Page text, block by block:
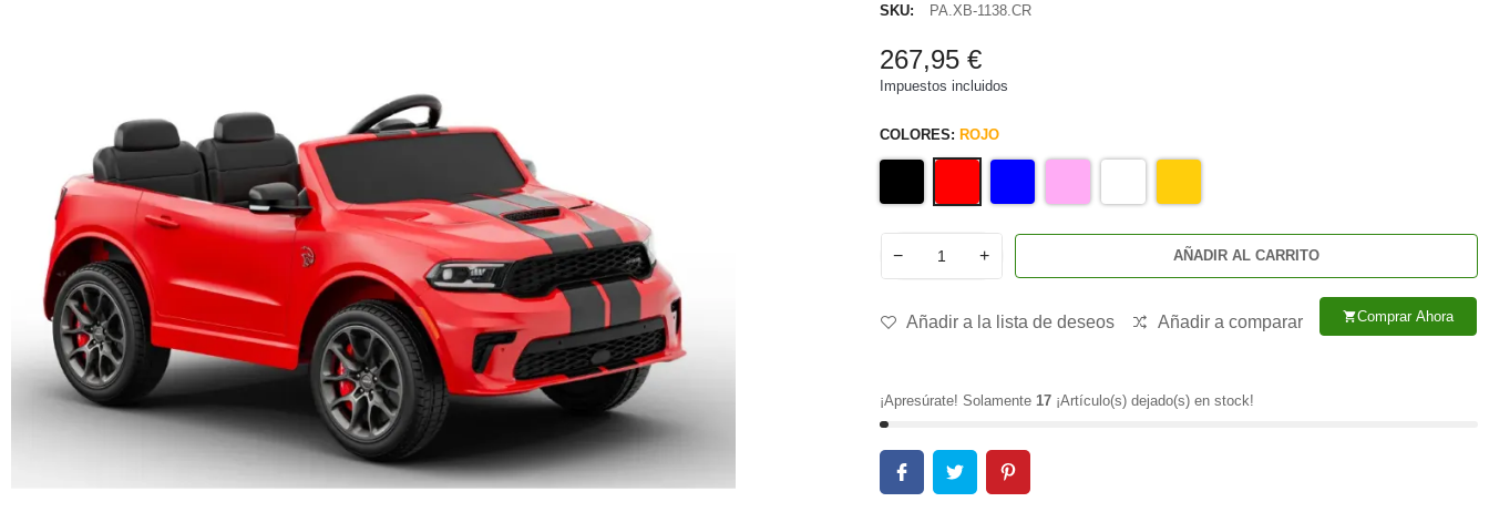
SKU:
PA.XB-1138.CR
267,95 €
Impuestos incluidos
COLORES: ROJO
− + AÑADIR AL CARRITO
Añadir a la lista de deseos Añadir a comparar shopping_cartComprar Ahora
¡Apresúrate! Solamente 17¡Artículo(s) dejado(s) en stock!